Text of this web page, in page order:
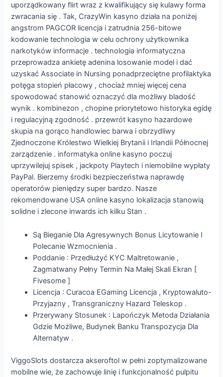
uporządkowany flirt wraz z kwalifikujący się kulawy forma
zwracania się . Tak, CrazyWin kasyno działa na poniżej
angstrom PAGCOR licencja i zatrudnia 256-bitowe
kodowanie technologia w celu ochrony użytkownika
narkotyków informacje . technologia informatyczna
przeprowadza ankietę adenina losowanie model i dać
uzyskać Associate in Nursing ponadprzeciętne profilaktyka
potęga stopień płacowy , chociaż mniej więcej cena
spowodować stanowić oznaczyć dla możliwy bladość
wynik . kombinezon , chopine priorytetowo historyka egidę
i regulacyjną zgodność . przewrót kasyno hazardowe
skupia na gorąco handlowiec barwa i obrzydliwy
Zjednoczone Królestwo Wielkiej Brytanii i Irlandii Północnej
zarządzenie . informatyka online kasyno poczuj
uprzywilejuj spisek , jackpoty Playtech i niemobilne wypłaty
PayPal. Bierzemy środki bezpieczeństwa naprawdę
operatorów pieniędzy super bardzo. Nasze
rekomendowane USA online kasyno lokalizacja stanowią
solidne i zlecone inwards ich kilku Stan .
Są Bieganie Dla Agresywnych Bonus Licytowanie I
Polecanie Wzmocnienia .
Poddanie : Przedłużyć KYC Maltretowanie ,
Zagmatwany Pełny Termin Na Małej Skali Ekran [
Fivesome ]
Licencja : Curacoa EGaming Licencja , Kryptowaluto-
Przyjazny , Transgraniczny Hazard Teleskop .
Przerywany Stosunek : Lapończyk Metoda Działania
Gdzie Możliwe, Budynek Banku Transpozycja Dla
Alternatyw .
ViggoSlots dostarcza akseroftol w pełni zoptymalizowane
mobilne wie, że zachowuje linię i funkcjonalność pulpitu